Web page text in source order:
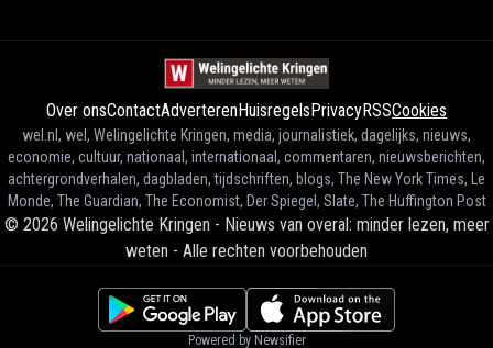
Over onsContactAdverterenHuisregelsPrivacyRSSCookies
wel.nl, wel, Welingelichte Kringen, media, journalistiek, dagelijks, nieuws,
economie, cultuur, nationaal, internationaal, commentaren, nieuwsberichten,
achtergrondverhalen, dagbladen, tijdschriften, blogs, The New York Times, Le
Monde, The Guardian, The Economist, Der Spiegel, Slate, The Huffington Post
© 2026 Welingelichte Kringen - Nieuws van overal: minder lezen, meer
weten - Alle rechten voorbehouden
Powered by Newsifier